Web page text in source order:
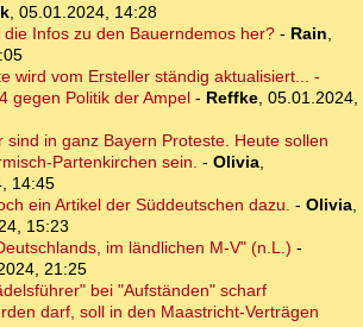
, 05.01.2024, 14:28
Infos zu den Bauerndemos her?- Rain,
wird vom Ersteller ständig aktualisiert... -
gegen Politik der Ampel - Reffke, 05.01.2024,
sind in ganz Bayern Proteste. Heute sollen
Partenkirchen sein. - Olivia,
14:45
ein Artikel der Süddeutschen dazu. - Olivia,
15:23
im ländlichen M-V" (n.L.) -
21:25
bei "Aufständen" scharf
darf, soll in den Maastricht-Verträgen